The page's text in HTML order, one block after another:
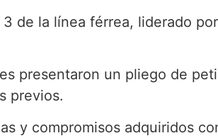
de la línea férrea, liderado
presentaron un pliego de
previos.
y compromisos adquiridos